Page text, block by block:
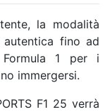
la modalità
autentica fino ad
1 per i
immergersi.
F1 25 verrà